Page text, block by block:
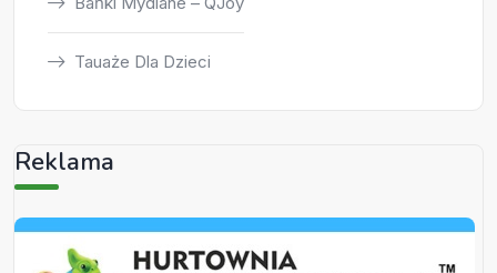
Tauaże Dla Dzieci
Reklama